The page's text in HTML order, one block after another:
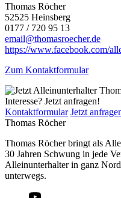
Thomas Röcher
52525 Heinsberg
0177 / 720 95 13
email@thomasroecher.de
https://www.facebook.com/
Zum Kontaktformular
Interesse? Jetzt anfragen!
Kontaktformular Jetzt
Thomas Röcher
Thomas Röcher bringt als
30 Jahren Schwung in jede
Alleinunterhalter in ganz
unterwegs.